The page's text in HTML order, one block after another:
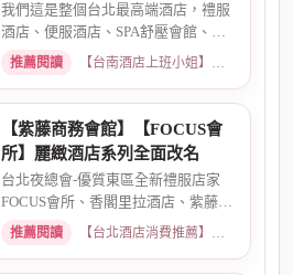
薪
我們這是整個台北最高端酒店，禮服
酒店、便服酒店、SPA舒壓會館、舞
廳、鋼琴酒吧、六條通日式酒...
推薦閱讀 【台南酒店上班小姐】高檔商務酒店、職缺現領兼職 · 2026-03-26
【紫藤商務會館】【FOCUS會
所】麗緻酒店系列全面改名
台北夜總會-優質東區全新禮服店家
FOCUS會所、香閣里拉酒店、紫藤名
店、酒店幹部就是為了給你更好...
推薦閱讀 【台北酒店消費推薦】各大商務酒店、夜總會試算 · 2026-03-30